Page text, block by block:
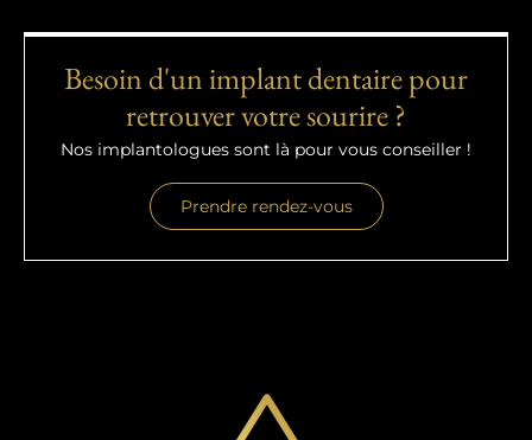
Besoin d'un implant dentaire pour
retrouver votre sourire ?
Nos implantologues sont là pour vous conseiller !
Prendre rendez-vous